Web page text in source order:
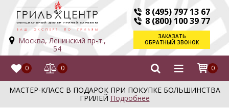
Москва, Ленинский пр-т.,
54
8 (495) 797 13 67
8 (800) 100 39 77
ЗАКАЗАТЬ
ОБРАТНЫЙ ЗВОНОК
0 0 0
МАСТЕР-КЛАСС В ПОДАРОК ПРИ ПОКУПКЕ БОЛЬШИНСТВА
ГРИЛЕЙ Подробнее